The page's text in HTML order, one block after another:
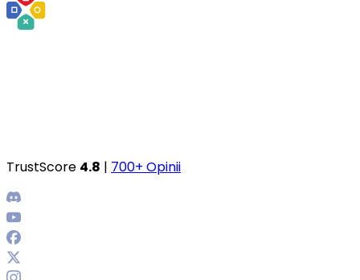
TrustScore 4.8 | 700+ Opinii